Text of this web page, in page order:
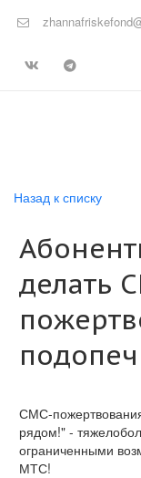
Назад к списку
делать
СМС-
рядом!" -
ограниченными
МТС!